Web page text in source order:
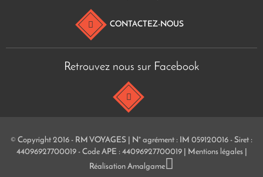
CONTACTEZ-NOUS
Retrouvez nous sur Facebook
© Copyright 2016 - RM VOYAGES | N° agrément : IM 059120016 - Siret :
44096927700019 - Code APE : 44096927700019 |
Mentions légales|
Réalisation Amalgame